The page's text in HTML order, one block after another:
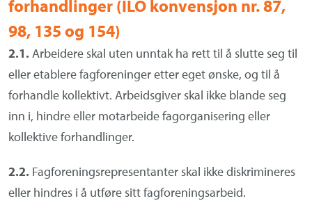
forhandlinger (ILO konvensjon nr. 87,
98, 135 og 154)
2.1. Arbeidere skal uten unntak ha rett til å slutte seg til
eller etablere fagforeninger etter eget ønske, og til å
forhandle kollektivt. Arbeidsgiver skal ikke blande seg
inn i, hindre eller motarbeide fagorganisering eller
kollektive forhandlinger.
2.2. Fagforeningsrepresentanter skal ikke diskrimineres
eller hindres i å utføre sitt fagforeningsarbeid.